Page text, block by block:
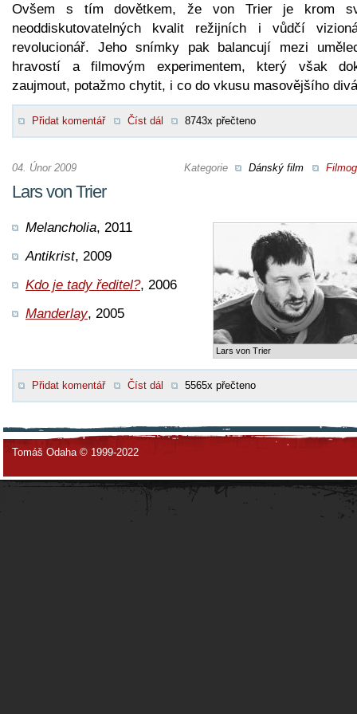
Ovšem s tím dovětkem, že von Trier je krom
neoddiskutovatelných kvalit režijních i vůdčí
revolucionář. Jeho snímky pak balancují mezi
hravostí a filmovým experimentem, který však
zaujmout, potažmo chytit, i co do vkusu masovějšího
Přidat komentář Číst dál 8743x přečteno
Kategorie Dánský film
04. Únor 2009
Lars von Trier
Lars von Trier
Melancholia, 2011
Antikrist, 2009
Kdo je tady ředitel?, 2006
Manderlay, 2005
Přidat komentář Číst dál 5565x přečteno
Tomáš Odaha © 1999-2022